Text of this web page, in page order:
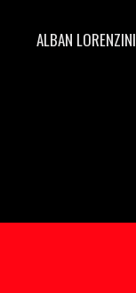
ALBAN LORENZINI